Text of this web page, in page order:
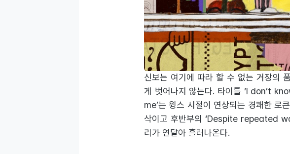
에게 정체란 없다. 지난 정규음반을 끝
했으며 이는 개인 통산 8번째 정상 등정
하려 했다는 그의 말처럼 2개의 짧은 인
트 톱 10에 진입한다. 따라 갈래야 따라
신보는 여기에 따라 할 수 없는 거장의
게 벗어나지 않는다. 타이틀 ‘I don’t
me’는 윙스 시절이 연상되는 경쾌한 로
삭이고 후반부의 ‘Despite repeated
리가 연달아 흘러나온다.